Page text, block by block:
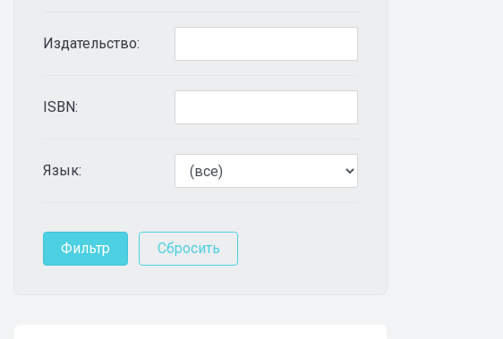
Издательство:
ISBN:
Язык: